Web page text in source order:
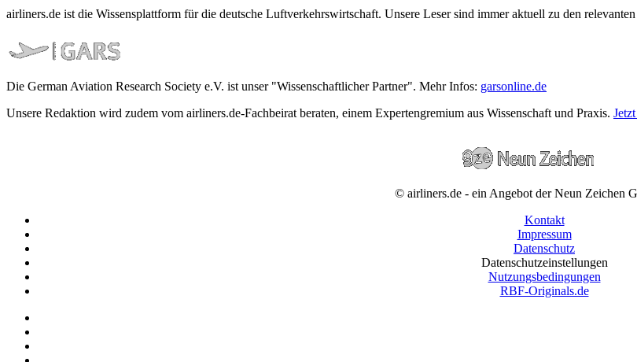
airliners.de ist die Wissensplattform für die deutsche Luftverkehrswirtschaft. Unsere Leser sind immer aktuell zu den
Die German Aviation Research Society e.V. ist unser "Wissenschaftlicher Partner". Mehr Infos: garsonline.de
Unsere Redaktion wird zudem vom airliners.de-Fachbeirat beraten, einem Expertengremium aus Wissenschaft und Praxis.
© airliners.de - ein Angebot der Neun Zeichen
Kontakt
Impressum
Datenschutz
Datenschutzeinstellungen
Nutzungsbedingungen
RBF-Originals.de